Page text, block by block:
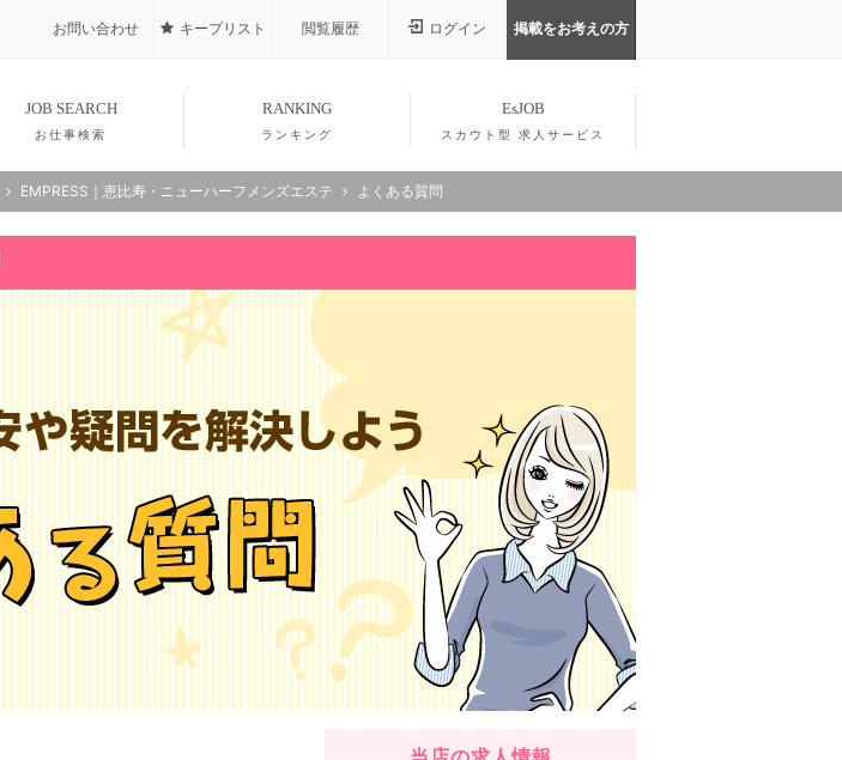
お問い合わせ キープリスト 閲覧履歴 ログイン 掲載をお考えの方
JOB SEARCH
お仕事検索
RANKING
ランキング
EsJOB
スカウト型 求人サービス
EMPRESS｜恵比寿・ニューハーフメンズエステ よくある質問